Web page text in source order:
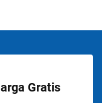
Gratis